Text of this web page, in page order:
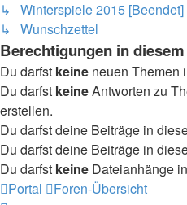
↳ Winterspiele 2015 [Beendet]
↳ Wunschzettel
Berechtigungen in
Du darfst keine neuen Themen
Du darfst keineAntworten zu
erstellen.
Du darfst deine Beiträge in
Du darfst deine Beiträge in
Du darfst keine Dateianhänge
Portal
Foren-Übersicht